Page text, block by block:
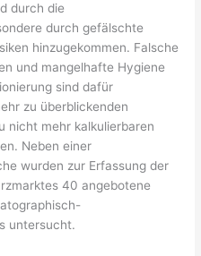
durch die
durch gefälschte
hinzugekommen. Falsche
und mangelhafte Hygiene
sind dafür
zu überblickenden
nicht mehr kalkulierbaren
Neben einer
wurden zur Erfassung der
40 angebotene
untersucht.